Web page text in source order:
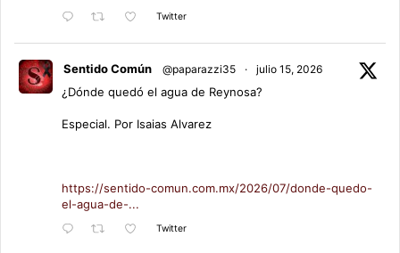
Twitter
Sentido Común @paparazzi35 · julio 15, 2026
¿Dónde quedó el agua de Reynosa?
Especial. Por Isaias Alvarez
https://sentido-comun.com.mx/2026/07/donde-quedo-
el-agua-de-...
Twitter